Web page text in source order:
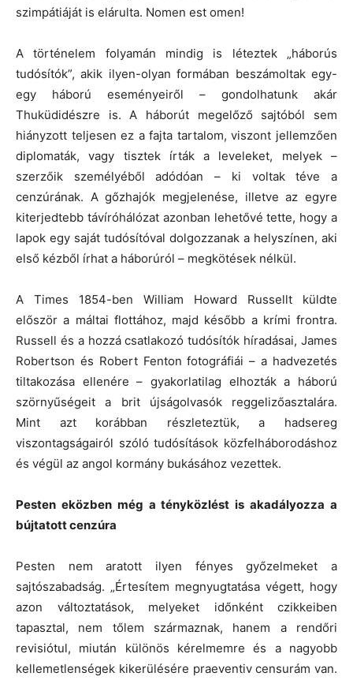
szimpátiáját is elárulta. Nomen est omen!
A történelem folyamán mindig is léteztek „háborús
tudósítók”, akik ilyen-olyan formában beszámoltak egy-
egy háború eseményeiről – gondolhatunk akár
Thuküdidészre is. A háborút megelőző sajtóból sem
hiányzott teljesen ez a fajta tartalom, viszont jellemzően
diplomaták, vagy tisztek írták a leveleket, melyek –
szerzőik személyéből adódóan – ki voltak téve a
cenzúrának. A gőzhajók megjelenése, illetve az egyre
kiterjedtebb távíróhálózat azonban lehetővé tette, hogy a
lapok egy saját tudósítóval dolgozzanak a helyszínen, aki
első kézből írhat a háborúról – megkötések nélkül.
A Times 1854-ben William Howard Russellt küldte
először a máltai flottához, majd később a krími frontra.
Russell és a hozzá csatlakozó tudósítók híradásai, James
Robertson és Robert Fenton fotográfiái – a hadvezetés
tiltakozása ellenére – gyakorlatilag elhozták a háború
szörnyűségeit a brit újságolvasók reggelizőasztalára.
Mint azt korábban részleteztük, a hadsereg
viszontagságairól szóló tudósítások közfelháborodáshoz
és végül az angol kormány bukásához vezettek.
Pesten eközben még a tényközlést is akadályozza a
bújtatott cenzúra
Pesten nem aratott ilyen fényes győzelmeket a
sajtószabadság. „Értesítem megnyugtatása végett, hogy
azon változtatások, melyeket időnként czikkeiben
tapasztal, nem tőlem származnak, hanem a rendőri
revisiótul, miután különös kérelmemre és a nagyobb
kellemetlenségek kikerülésére praeventiv censurám van.